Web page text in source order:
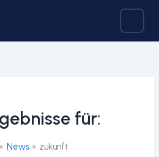
für:
News zukunft